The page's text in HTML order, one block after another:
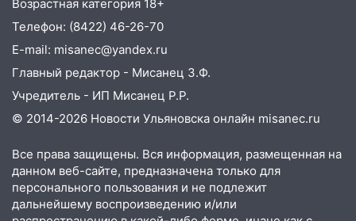
мужчину, пропавшего ещё 19 июля
10:30 От мотофристайла до прогулки с
хаски: куда сходить в Ульяновской
области 8–9 августа
10:11 Директора ульяновской
«Нефтяной топливной компании» будут
налогов
09:28 Дети на дорогах: пострадали
велосипедисты, мотоциклисты и
пешеходы. Обзор крупных аварий в
Возрастная категория 18+
Телефон: (8422) 46-26-70
E-mail: misanec@yandex.ru
Главный редактор - Мисанец З.Ф.
Учредитель - ИП Мисанец Р.Р.
© 2014-2026 Новости Ульяновска онлайн misanec.ru
Все права защищены. Вся информация, размещенная на
данном веб-сайте, предназначена только для
персонального пользования и не подлежит
дальнейшему воспроизведению и/или